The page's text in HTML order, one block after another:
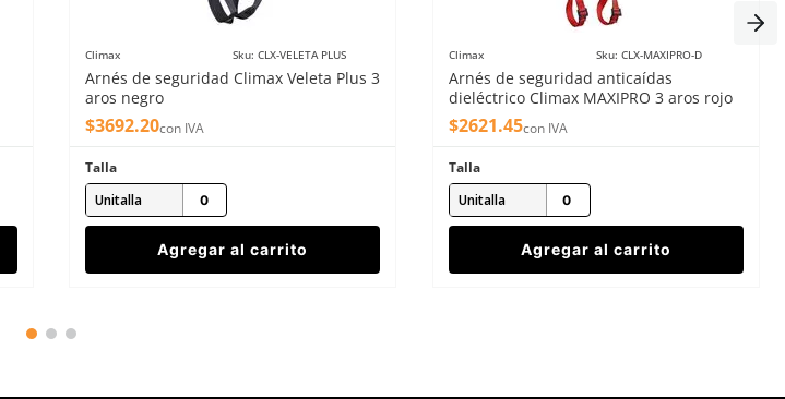
Climax Sku: CLX-VELETA PLUS
Arnés de seguridad Climax Veleta Plus 3
aros negro
$3692.20con IVA
Talla
Unitalla
Agregar al carrito
Climax Sku: CLX-MAXIPRO-D
Arnés de seguridad anticaídas
dieléctrico Climax MAXIPRO 3 aros rojo
$2621.45con IVA
Talla
Unitalla
Agregar al carrito